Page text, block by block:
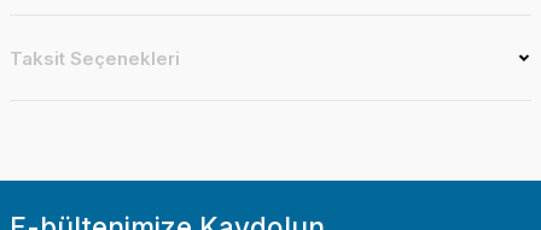
Taksit Seçenekleri